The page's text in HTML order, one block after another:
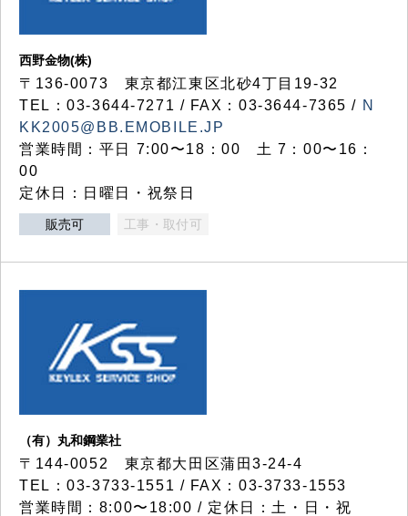
西野金物(株)
〒136-0073 東京都江東区北砂4丁目19-32
TEL：03‐3644‐7271 / FAX：03-3644-7365 / N
KK2005@BB.EMOBILE.JP
営業時間：平日 7:00〜18：00 土 7：00〜16：
00
定休日：日曜日・祝祭日
販売可 工事・取付可
（有）丸和鋼業社
〒144-0052 東京都大田区蒲田3-24-4
TEL：03-3733-1551 / FAX：03-3733-1553
営業時間：8:00〜18:00 / 定休日：土・日・祝